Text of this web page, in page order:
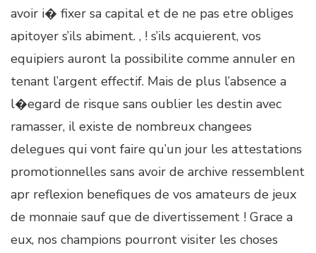
avoir i� fixer sa capital et de ne pas etre obliges
apitoyer s’ils abiment. , ! s’ils acquierent, vos
equipiers auront la possibilite comme annuler en
tenant l’argent effectif. Mais de plus l’absence a
l�egard de risque sans oublier les destin avec
ramasser, il existe de nombreux changees
delegues qui vont faire qu’un jour les attestations
promotionnelles sans avoir de archive ressemblent
apr reflexion benefiques de vos amateurs de jeux
de monnaie sauf que de divertissement ! Grace a
eux, nos champions pourront visiter les choses